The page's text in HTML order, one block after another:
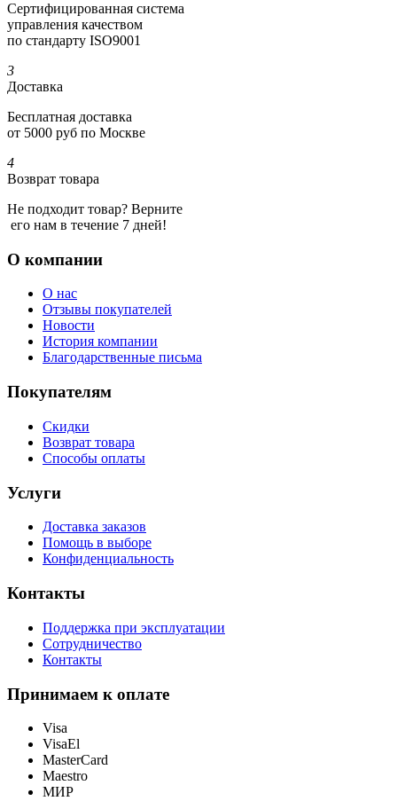
Сертифициро­ванная система
управления качеством
по стандарту ISO9001
3
Доставка
Бесплатная доставка
от 5000 руб по Москве
4
Возврат товара
Не подходит товар? Верните
его нам в течение 7 дней!
О компании
О нас
Отзывы покупателей
Новости
История компании
Благодарственные письма
Покупателям
Скидки
Возврат товара
Способы оплаты
Услуги
Доставка заказов
Помощь в выборе
Конфиденциальность
Контакты
Поддержка при эксплуатации
Сотрудничество
Контакты
Принимаем к оплате
Visa
VisaEl
MasterCard
Maestro
МИР